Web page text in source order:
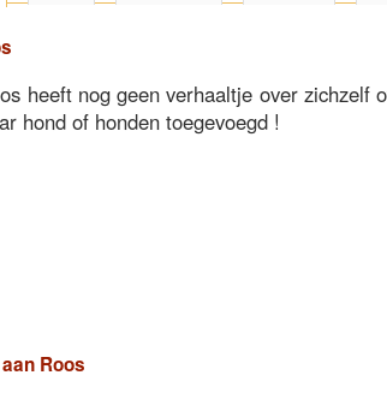
heeft nog geen verhaaltje over zichzelf
hond of honden toegevoegd !
Roos